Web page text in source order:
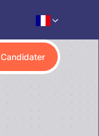
Candidater